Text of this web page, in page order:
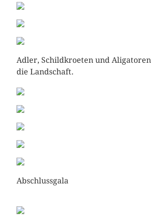
Adler, Schildkroeten und
die Landschaft.
Abschlussgala